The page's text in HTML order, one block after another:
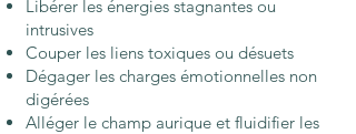
Libérer les énergies stagnantes ou
intrusives
Couper les liens toxiques ou désuets
Dégager les charges émotionnelles non
digérées
Alléger le champ aurique et fluidifier les